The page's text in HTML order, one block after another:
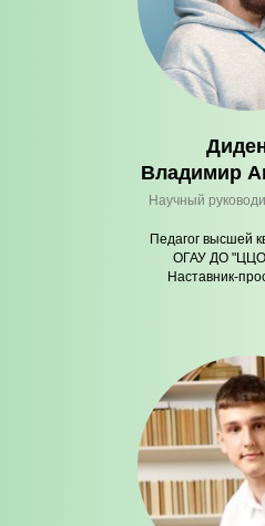
Владимир
Научный
Педагог высшей
ОГАУ ДО "ЦЦО
Наставник-